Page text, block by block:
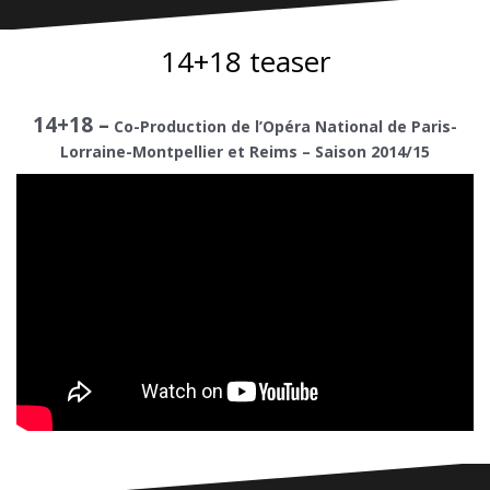
14+18 teaser
14+18 – Co-Production de l’Opéra National de Paris-
Lorraine-Montpellier et Reims – Saison 2014/15